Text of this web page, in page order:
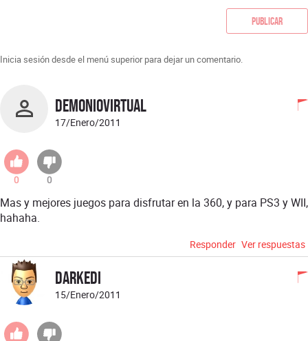
Publicar
Inicia sesión desde el menú superior para dejar un comentario.
DemonioVirtual
17/Enero/2011
0 0
Mas y mejores juegos para disfrutar en la 360, y para PS3 y WII,
hahaha.
Responder Ver respuestas
DarkEdi
15/Enero/2011